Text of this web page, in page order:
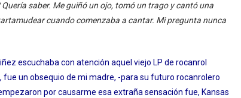
Quería saber. Me guiñó un ojo, tomó un trago y cantó una
cuando comenzaba a cantar. Mi pregunta nunca
escuchaba con atención aquel viejo LP de rocanrol
fue un obsequio de mi madre, -para su futuro rocanrolero
por causarme esa extraña sensación fue, Kansas